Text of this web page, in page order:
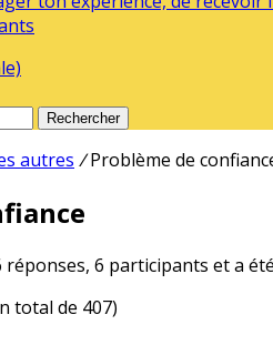
Rechercher
autres / Problème de
réponses, 6 participants et a
total de 407)